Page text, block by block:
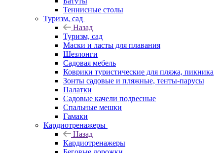
Теннисные столы
Туризм, сад
Назад
Туризм, сад
Маски и ласты для плавания
Шезлонги
Садовая мебель
Коврики туристические для пляжа, пикника
Зонты садовые и пляжные, тенты-парусы
Палатки
Садовые качели подвесные
Спальные мешки
Гамаки
Кардиотренажеры
Назад
Кардиотренажеры